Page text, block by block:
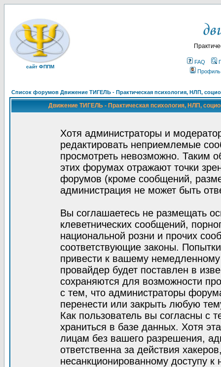
сайт ФППМ
FAQ
Профиль
Список форумов Движение ТИГЕЛЬ - Практическая психология, НЛП,
Движение ТИГЕЛЬ - Практическая психология, НЛП,
Хотя администраторы и
редактировать неприемлемые
просмотреть невозможно. Таким
этих форумах отражают точки
форумов (кроме сообщений,
администрация не может быть
Вы соглашаетесь не размещать
клеветнических сообщений,
национальной розни и прочих
соответствующие законы.
привести к вашему
провайдер будет поставлен в
сохраняются для возможности
с тем, что администраторы
перенести или закрыть любую
Как пользователь вы согласны с
храниться в базе данных. Хотя
лицам без вашего разрешения,
ответственна за действия
несанкционированному доступу к